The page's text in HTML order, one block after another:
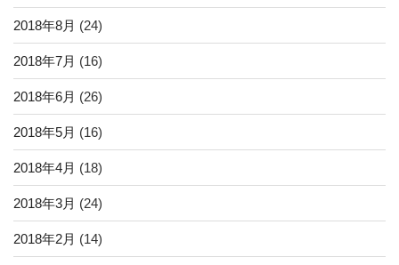
2018年8月 (24)
2018年7月 (16)
2018年6月 (26)
2018年5月 (16)
2018年4月 (18)
2018年3月 (24)
2018年2月 (14)